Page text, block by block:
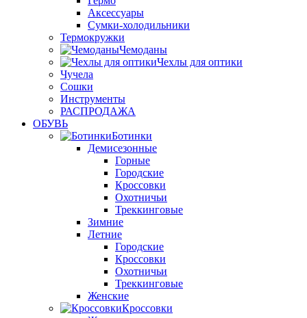
Аксессуары
Сумки-холодильники
Термокружки
Чемоданы
Чехлы для оптики
Чучела
Сошки
Инструменты
РАСПРОДАЖА
ОБУВЬ
Ботинки
Демисезонные
Горные
Городские
Кроссовки
Охотничьи
Треккинговые
Зимние
Летние
Городские
Кроссовки
Охотничьи
Треккинговые
Женские
Кроссовки